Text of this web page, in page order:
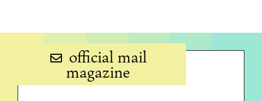
official mail
magazine